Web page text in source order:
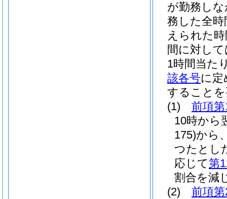
が勤務し
務した全
えられた
間に対し
1時間当た
該各号に定
すること
(1)
前項
10時から
175)から
つたとし
応じて第
割合を減
(2)
前項